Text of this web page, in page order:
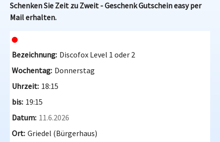
Schenken Sie Zeit zu Zweit - Geschenk Gutschein easy per
Mail erhalten.
Discofox Level 1 oder 2
Donnerstag
18:15
19:15
11.6.2026
Griedel (Bürgerhaus)